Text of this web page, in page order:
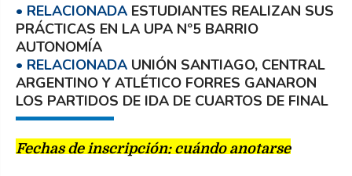
ESTUDIANTES REALIZAN SUS
PRÁCTICAS EN LA UPA Nº5 BARRIO
AUTONOMÍA
UNIÓN SANTIAGO, CENTRAL
ARGENTINO Y ATLÉTICO FORRES GANARON
LOS PARTIDOS DE IDA DE CUARTOS DE FINAL
Fechas de inscripción: cuándo anotarse